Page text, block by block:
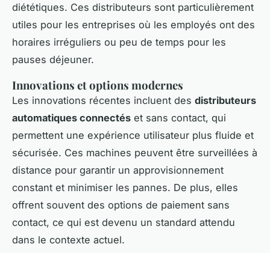
diététiques. Ces distributeurs sont particulièrement
utiles pour les entreprises où les employés ont des
horaires irréguliers ou peu de temps pour les
pauses déjeuner.
Innovations et options modernes
Les innovations récentes incluent des distributeurs
automatiques connectés et sans contact, qui
permettent une expérience utilisateur plus fluide et
sécurisée. Ces machines peuvent être surveillées à
distance pour garantir un approvisionnement
constant et minimiser les pannes. De plus, elles
offrent souvent des options de paiement sans
contact, ce qui est devenu un standard attendu
dans le contexte actuel.